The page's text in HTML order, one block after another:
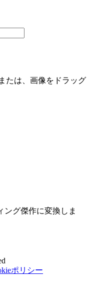
または、画像をドラッグ
グ傑作に変換しま
ポリシー